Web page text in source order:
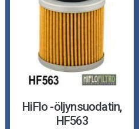
HiFlo -öljynsuodatin,
HF563